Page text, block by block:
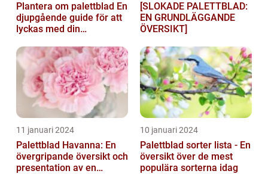
Plantera om palettblad En
djupgående guide för att
lyckas med din
[SLOKADE PALETTBLAD:
EN GRUNDLÄGGANDE
ÖVERSIKT]
11 januari 2024
Palettblad Havanna: En
övergripande översikt och
presentation av en
10 januari 2024
Palettblad sorter lista - En
översikt över de mest
populära sorterna idag